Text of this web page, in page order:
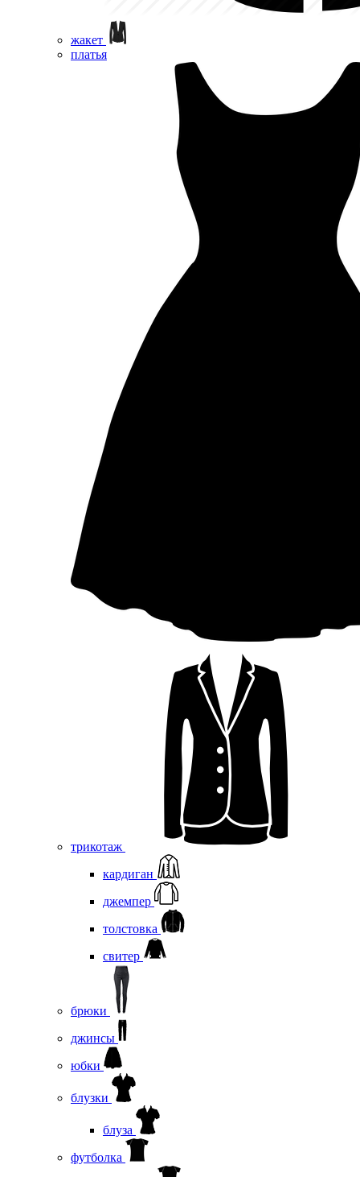
жакет
платья
трикотаж
кардиган
джемпер
толстовка
свитер
брюки
джинсы
юбки
блузки
блуза
футболка